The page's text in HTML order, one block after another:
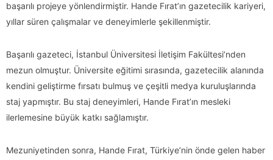
başarılı projeye yönlendirmiştir. Hande Fırat’ın gazetecilik kariyeri,
yıllar süren çalışmalar ve deneyimlerle şekillenmiştir.
Başarılı gazeteci, İstanbul Üniversitesi İletişim Fakültesi’nden
mezun olmuştur. Üniversite eğitimi sırasında, gazetecilik alanında
kendini geliştirme fırsatı bulmuş ve çeşitli medya kuruluşlarında
staj yapmıştır. Bu staj deneyimleri, Hande Fırat’ın mesleki
ilerlemesine büyük katkı sağlamıştır.
Mezuniyetinden sonra, Hande Fırat, Türkiye’nin önde gelen haber